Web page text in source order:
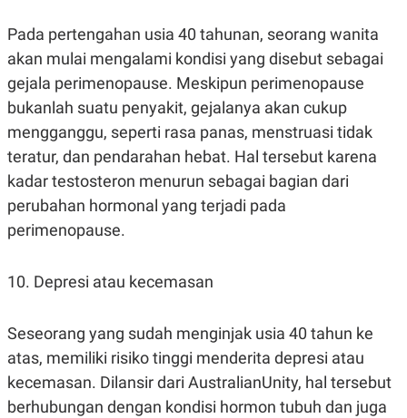
Pada pertengahan usia 40 tahunan, seorang wanita
akan mulai mengalami kondisi yang disebut sebagai
gejala perimenopause. Meskipun perimenopause
bukanlah suatu penyakit, gejalanya akan cukup
mengganggu, seperti rasa panas, menstruasi tidak
teratur, dan pendarahan hebat. Hal tersebut karena
kadar testosteron menurun sebagai bagian dari
perubahan hormonal yang terjadi pada
perimenopause.
10. Depresi atau kecemasan
Seseorang yang sudah menginjak usia 40 tahun ke
atas, memiliki risiko tinggi menderita depresi atau
kecemasan. Dilansir dari AustralianUnity, hal tersebut
berhubungan dengan kondisi hormon tubuh dan juga